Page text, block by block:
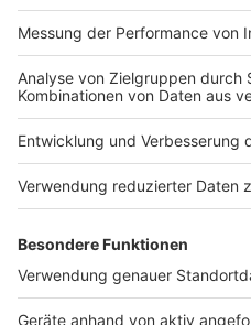
Impressum
Nutzungsbedingungen
Jobs
Presse
Werben
Archiv
ANTENNE BAYERN GROUP